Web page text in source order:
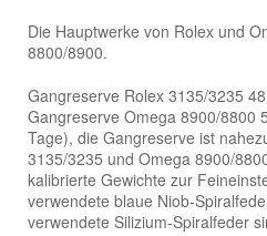
Die Hauptwerke von Rolex und
8800/8900.
Gangreserve Rolex 3135/3235
Gangreserve Omega 8900/8800
Tage), die Gangreserve ist
3135/3235 und Omega 8900/
kalibrierte Gewichte zur
verwendete blaue Niob-
verwendete Silizium-Spiralfeder